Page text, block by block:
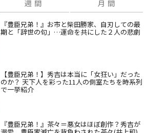
週 間 月 間
『豊臣兄弟！』お市と柴田勝家、自刃しての最
期と「辞世の句」…運命を共にした２人の悲劇
【豊臣兄弟！】秀吉は本当に「女狂い」だった
のか？ 天下人を彩った11人の側室たちを時系列
で一挙紹介
『豊臣兄弟！』茶々＝悪女はほぼ創作？秀吉が